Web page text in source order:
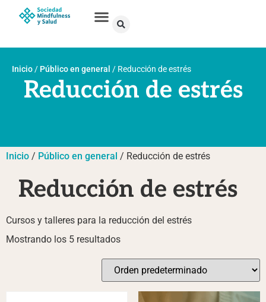
Inicio / Público en general / Reducción de estrés
Reducción de estrés
Inicio / Público en general / Reducción de estrés
Reducción de estrés
Cursos y talleres para la reducción del estrés
Mostrando los 5 resultados